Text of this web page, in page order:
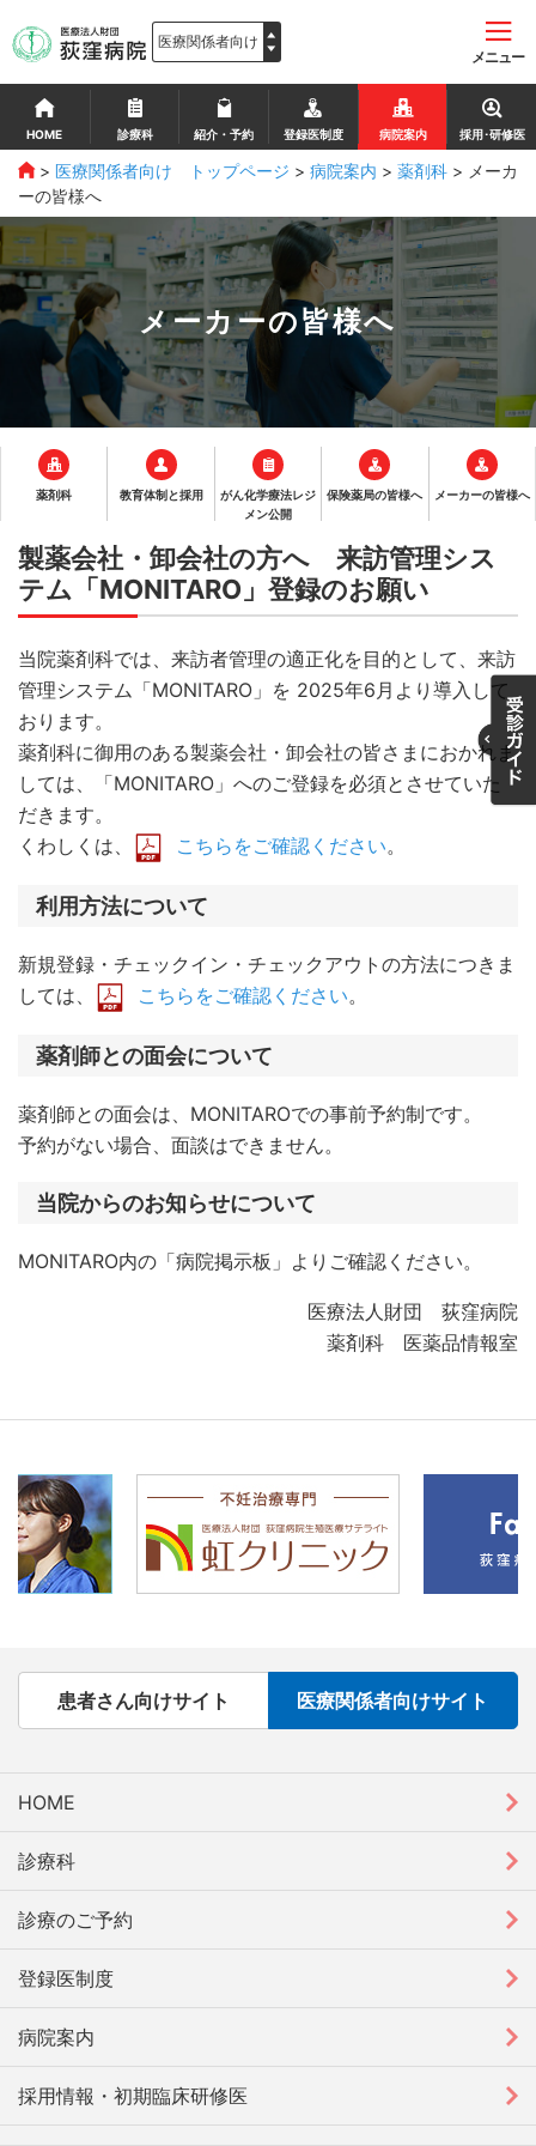
メニュー
HOME 診療科 紹介・予約 登録医制度 病院案内 採用･研修医
> 医療関係者向け トップページ > 病院案内 > 薬剤科 > メーカ
ーの皆様へ
メーカーの皆様へ
薬剤科 教育体制と採用
がん化学療法レジ
メン公開
保険薬局の皆様へ メーカーの皆様へ
製薬会社・卸会社の方へ 来訪管理シス
テム「MONITARO」登録のお願い
当院薬剤科では、来訪者管理の適正化を目的として、来訪
管理システム「MONITARO」を 2025年6月より導入して
おります。
薬剤科に御用のある製薬会社・卸会社の皆さまにおかれま
しては、「MONITARO」へのご登録を必須とさせていた
だきます。
くわしくは、
こちらをご確認ください。
利用方法について
新規登録・チェックイン・チェックアウトの方法につきま
しては、
こちらをご確認ください。
薬剤師との面会について
薬剤師との面会は、MONITAROでの事前予約制です。
予約がない場合、面談はできません。
当院からのお知らせについて
MONITARO内の「病院掲示板」よりご確認ください。
医療法人財団 荻窪病院
薬剤科 医薬品情報室
患者さん向けサイト 医療関係者向けサイト
HOME
診療科
診療のご予約
登録医制度
病院案内
採用情報・初期臨床研修医